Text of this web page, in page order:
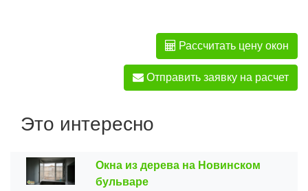
Рассчитать цену окон
Отправить заявку на расчет
Это интересно
Окна из дерева на Новинском
бульваре